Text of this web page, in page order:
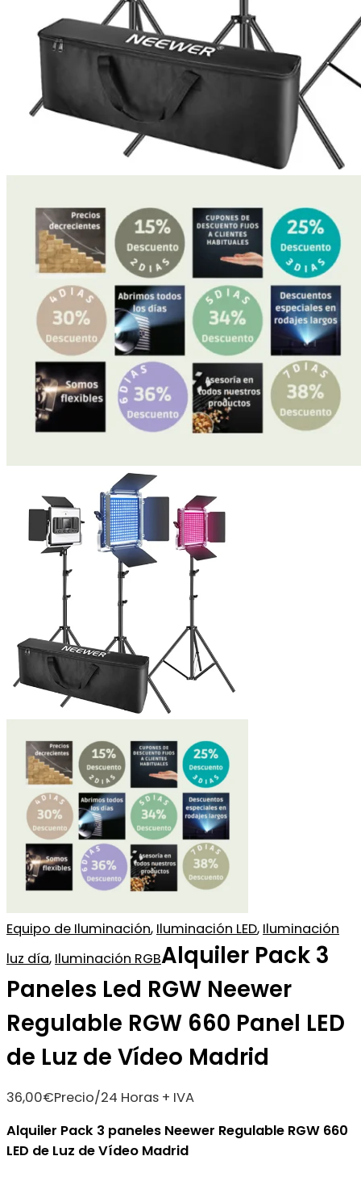
Equipo de Iluminación, Iluminación LED, Iluminación
luz día, Iluminación RGBAlquiler Pack 3
Paneles Led RGW Neewer
Regulable RGW 660 Panel LED
de Luz de Vídeo Madrid
36,00€Precio/24 Horas + IVA
Alquiler Pack 3 paneles Neewer Regulable RGW 660
LED de Luz de Vídeo Madrid